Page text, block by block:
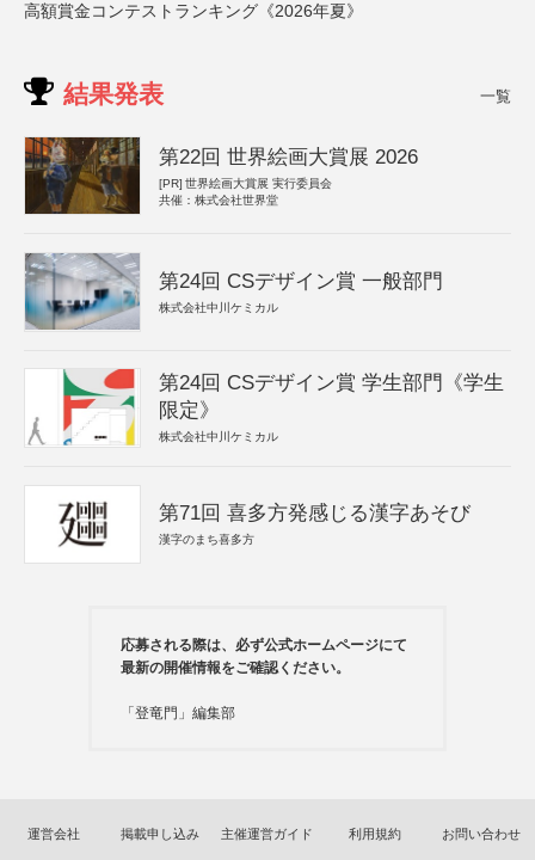
高額賞金コンテストランキング《2026年夏》
結果発表 一覧
第22回 世界絵画大賞展 2026
[PR] 世界絵画大賞展 実行委員会
共催：株式会社世界堂
第24回 CSデザイン賞 一般部門
株式会社中川ケミカル
第24回 CSデザイン賞 学生部門《学生
限定》
株式会社中川ケミカル
第71回 喜多方発感じる漢字あそび
漢字のまち喜多方
応募される際は、必ず公式ホームページにて
最新の開催情報をご確認ください。
「登竜門」編集部
運営会社 掲載申し込み 主催運営ガイド 利用規約 お問い合わせ